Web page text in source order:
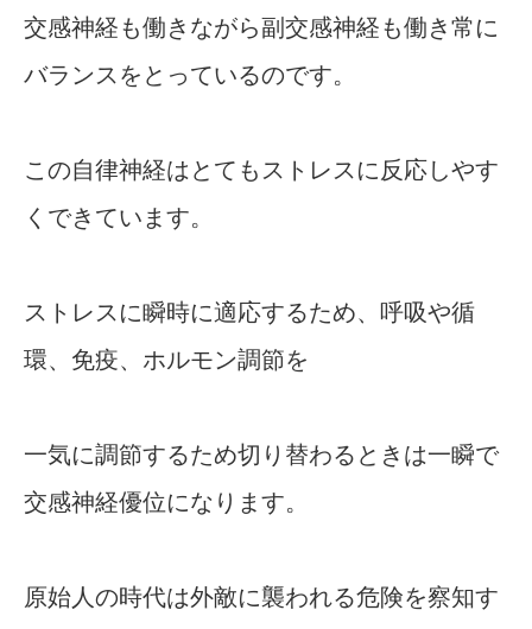
交感神経も働きながら副交感神経も働き常に
バランスをとっているのです。
この自律神経はとてもストレスに反応しやす
くできています。
ストレスに瞬時に適応するため、呼吸や循
環、免疫、ホルモン調節を
一気に調節するため切り替わるときは一瞬で
交感神経優位になります。
原始人の時代は外敵に襲われる危険を察知す